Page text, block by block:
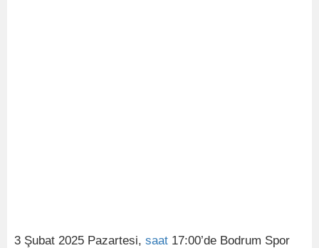
3 Şubat 2025 Pazartesi, saat 17:00’de Bodrum Spor